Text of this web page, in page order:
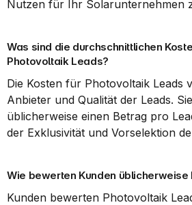
Nutzen für Ihr Solarunternehmen
Was sind die durchschnittlichen
Photovoltaik Leads?
Die Kosten für Photovoltaik Leads
Anbieter und Qualität der Leads.
üblicherweise einen Betrag pro
der Exklusivität und Vorselektion
Wie bewerten Kunden
Kunden bewerten Photovoltaik